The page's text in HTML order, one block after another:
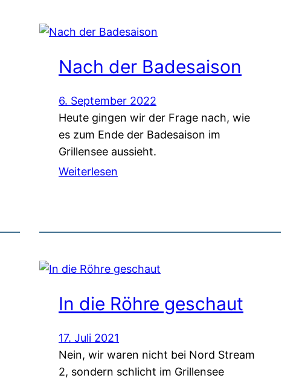
Nach der Badesaison
6. September 2022
Heute gingen wir der Frage nach, wie
es zum Ende der Badesaison im
Grillensee aussieht.
Weiterlesen
In die Röhre geschaut
17. Juli 2021
Nein, wir waren nicht bei Nord Stream
2, sondern schlicht im Grillensee